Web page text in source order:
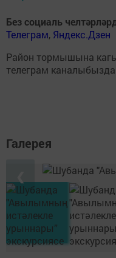
Без социаль
Телеграм, Яндекс.Дзен
Район тормышына
телеграм
Галерея